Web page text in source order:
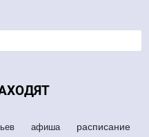
афиша расписание